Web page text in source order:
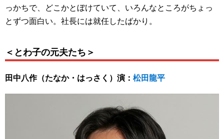
っかちで、どこかとぼけていて、いろんなところがちょっ
とずつ面白い。社長には就任したばかり。
＜とわ子の元夫たち＞
田中八作（たなか・はっさく）演： 松田龍平